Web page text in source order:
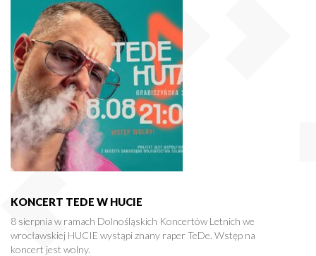
KONCERT TEDE W HUCIE
8 sierpnia w ramach Dolnośląskich Koncertów Letnich we
wrocławskiej HUCIE wystąpi znany raper TeDe. Wstęp na
koncert jest wolny.